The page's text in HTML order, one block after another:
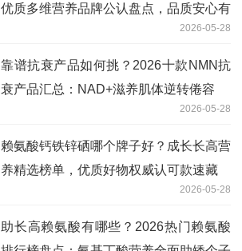
优质多维营养品牌公认盘点，品质安心有
2026-05-28
靠谱抗衰产品如何挑？2026十款NMN抗
衰产品汇总：NAD+滋养肌体逆转倦容
2026-05-28
赖氨酸钙铁锌硒哪个牌子好？成长长高营
养精选榜单，优质好物权威认可款速藏
2026-05-28
助长高赖氨酸有哪些？2026热门赖氨酸